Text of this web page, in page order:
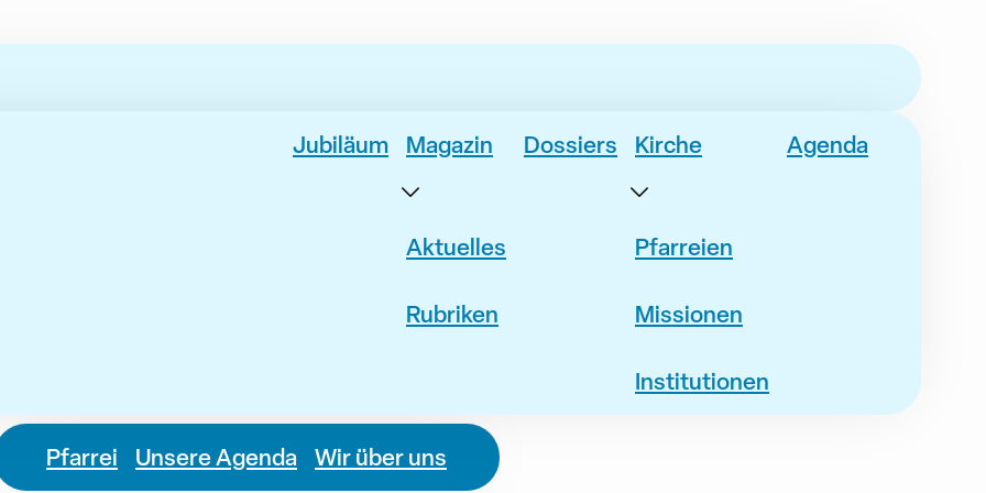
Jubiläum Magazin
Aktuelles
Rubriken
Dossiers Kirche
Pfarreien
Missionen
Institutionen
Agenda
Pfarrei Unsere Agenda Wir über uns